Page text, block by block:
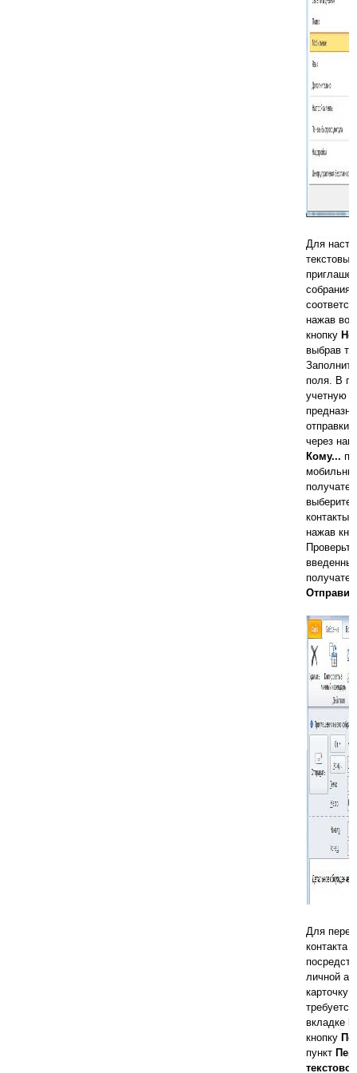
Для
собрания
нажав во
кнопку
выбрав
поля. В
учетную
отправки
через
Кому...
выберите
контакты
нажав
Для
контакта
личной
карточку
вкладке
кнопку
пункт